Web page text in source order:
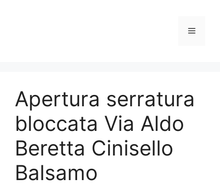
Menu
Apertura serratura
bloccata Via Aldo
Beretta Cinisello
Balsamo